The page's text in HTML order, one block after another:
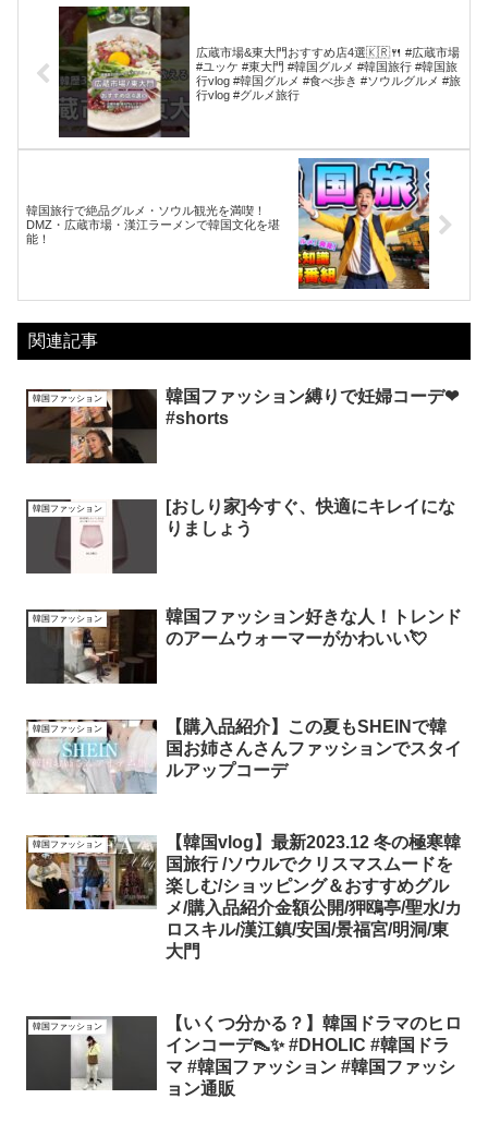
広蔵市場&東大門おすすめ店4選🇰🇷🍴 #広蔵市場
#ユッケ #東大門 #韓国グルメ #韓国旅行 #韓国旅
行vlog #韓国グルメ #食べ歩き #ソウルグルメ #旅
行vlog #グルメ旅行
韓国旅行で絶品グルメ・ソウル観光を満喫！
DMZ・広蔵市場・漢江ラーメンで韓国文化を堪
能！
関連記事
韓国ファッション
韓国ファッション縛りで妊婦コーデ❤︎
#shorts
韓国ファッション
[おしり家]今すぐ、快適にキレイにな
りましょう
韓国ファッション
韓国ファッション好きな人！トレンド
のアームウォーマーがかわいい💘
韓国ファッション
【購入品紹介】この夏もSHEINで韓
国お姉さんさんファッションでスタイ
ルアップコーデ
韓国ファッション
【韓国vlog】最新2023.12 冬の極寒韓
国旅行 /ソウルでクリスマスムードを
楽しむ/ショッピング＆おすすめグル
メ/購入品紹介金額公開/狎鴎亭/聖水/カ
ロスキル/漢江鎮/安国/景福宮/明洞/東
大門
韓国ファッション
【いくつ分かる？】韓国ドラマのヒロ
インコーデ👠✨ #DHOLIC #韓国ドラ
マ #韓国ファッション #韓国ファッシ
ョン通販